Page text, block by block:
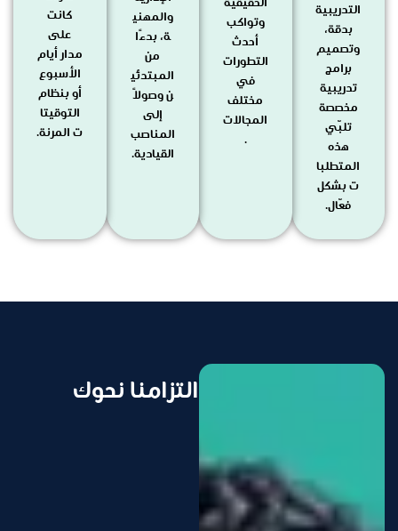
التدريبية
بدقة،
وتصميم
برامج
تدريبية
مخصصة
تلبّي
هذه
المتطلبا
ت بشكل
فعّال.
وتواكب
أحدث
التطورات
في
مختلف
المجالات
.
والمهني
ة، بدءًا
من
المبتدئي
ن وصولاً
إلى
المناصب
القيادية.
كانت
على
مدار أيام
الأسبوع
أو بنظام
التوقيتا
ت المرنة.
التزامنا نحوك